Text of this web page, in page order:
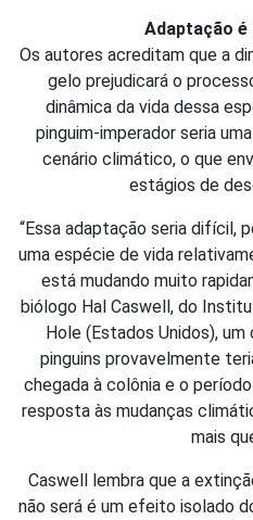
Adaptação é
Os autores acreditam que a
gelo prejudicará o
dinâmica da vida dessa
pinguim-imperador seria
cenário climático, o que
estágios de
“Essa adaptação seria difícil,
uma espécie de vida
está mudando muito
biólogo Hal Caswell, do
Hole (Estados Unidos),
pinguins provavelmente
chegada à colônia e o
resposta às mudanças
mais
Caswell lembra que a
não será é um efeito isolado